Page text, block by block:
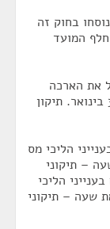
בחוק זה
המועד
את הארכה
שמוצעת כאן, ויוכל להגיש את הבקשות עד 31 בינואר. תיקון
הליכי מס
– תיקוני
הליכי
שעה – תיקוני